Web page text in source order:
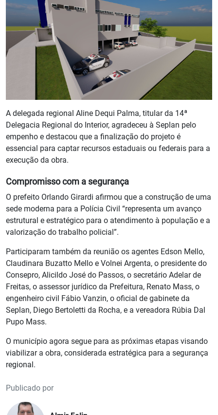
A delegada regional Aline Dequi Palma, titular da 14ª
Delegacia Regional do Interior, agradeceu à Seplan pelo
empenho e destacou que a finalização do projeto é
essencial para captar recursos estaduais ou federais para a
execução da obra.
Compromisso com a segurança
O prefeito Orlando Girardi afirmou que a construção de uma
sede moderna para a Polícia Civil “representa um avanço
estrutural e estratégico para o atendimento à população e a
valorização do trabalho policial”.
Participaram também da reunião os agentes Edson Mello,
Claudinara Buzatto Mello e Volnei Argenta, o presidente do
Consepro, Alicildo José do Passos, o secretário Adelar de
Freitas, o assessor jurídico da Prefeitura, Renato Mass, o
engenheiro civil Fábio Vanzin, o oficial de gabinete da
Seplan, Diego Bertoletti da Rocha, e a vereadora Rúbia Dal
Pupo Mass.
O município agora segue para as próximas etapas visando
viabilizar a obra, considerada estratégica para a segurança
regional.
Publicado por